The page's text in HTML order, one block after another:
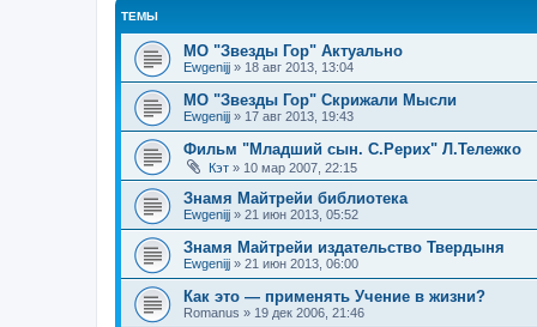
ТЕМЫ
МО "Звезды Гор" Актуально
Ewgenijj » 18 авг 2013, 13:04
МО "Звезды Гор" Скрижали Мысли
Ewgenijj » 17 авг 2013, 19:43
Фильм "Младший сын. С.Рерих" Л.Тележко
Кэт » 10 мар 2007, 22:15
Знамя Майтрейи библиотека
Ewgenijj » 21 июн 2013, 05:52
Знамя Майтрейи издательство Твердыня
Ewgenijj » 21 июн 2013, 06:00
Как это — применять Учение в жизни?
Romanus » 19 дек 2006, 21:46